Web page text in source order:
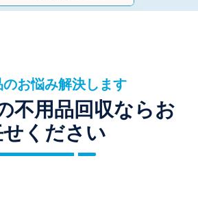
お悩み解決します
不用品回収ならお
ください